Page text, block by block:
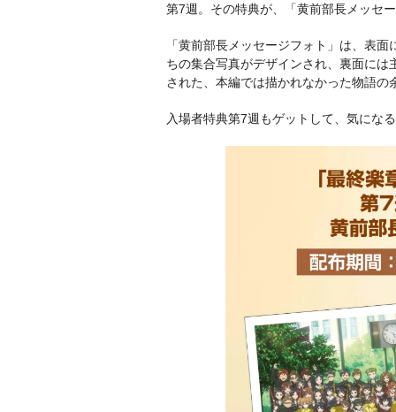
第7週。その特典が、「黄前部長メッセ
「黄前部長メッセージフォト」は、表
ちの集合写真がデザインされ、裏面に
された、本編では描かれなかった物語
入場者特典第7週もゲットして、気にな